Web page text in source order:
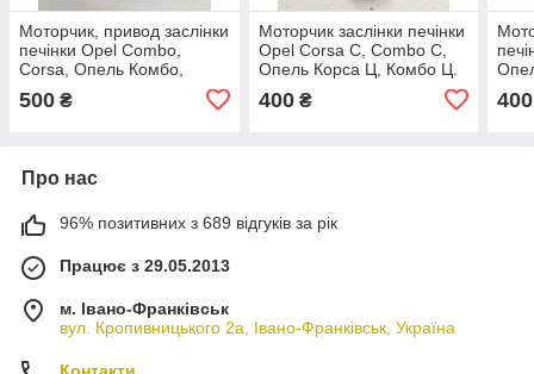
Моторчик, привод заслінки
печінки Opel Combo,
Corsa, Опель Комбо,
500 ₴
Моторчик заслінки печінки
Opel Corsa C, Combo C,
Опель Корса Ц, Комбо Ц.
400₴ 400
Про нас
96% позитивних з 689 відгуків за рік
Працює з 29.05.2013
м. Івано-Франківськ
вул. Кропивницького 2а, Івано-Франківськ, Україна